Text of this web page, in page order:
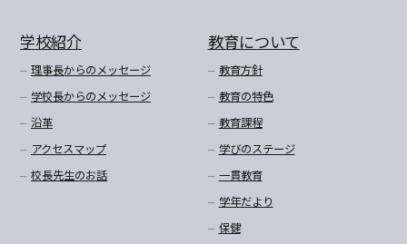
学校紹介
理事長からのメッセージ
学校長からのメッセージ
沿革
アクセスマップ
校長先生のお話
教育について
教育方針
教育の特色
教育課程
学びのステージ
一貫教育
学年だより
保健